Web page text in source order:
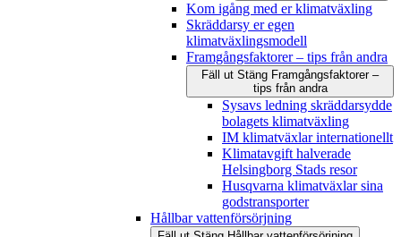
Kom igång med er klimatväxling
Skräddarsy er egen
klimatväxlingsmodell
Framgångsfaktorer – tips från andra
Fäll ut Stäng Framgångsfaktorer –
tips från andra
Sysavs ledning skräddarsydde
bolagets klimatväxling
IM klimatväxlar internationellt
Klimatavgift halverade
Helsingborg Stads resor
Husqvarna klimatväxlar sina
godstransporter
Hållbar vattenförsörjning